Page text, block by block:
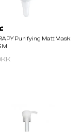
K.THERAPY Repair